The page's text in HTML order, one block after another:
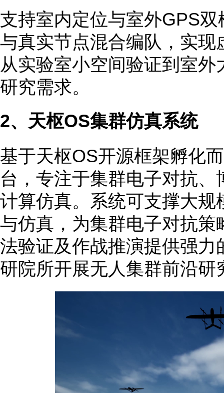
支持室内定位与室外GPS
与真实节点混合编队，实
从实验室小空间验证到室
研究需求。
2、天枢OS集群仿真系统
基于天枢OS开源框架孵化
台，专注于集群电子对抗
计算仿真。系统可支撑大
与仿真，为集群电子对抗
法验证及作战推演提供强
研院所开展无人集群前沿研